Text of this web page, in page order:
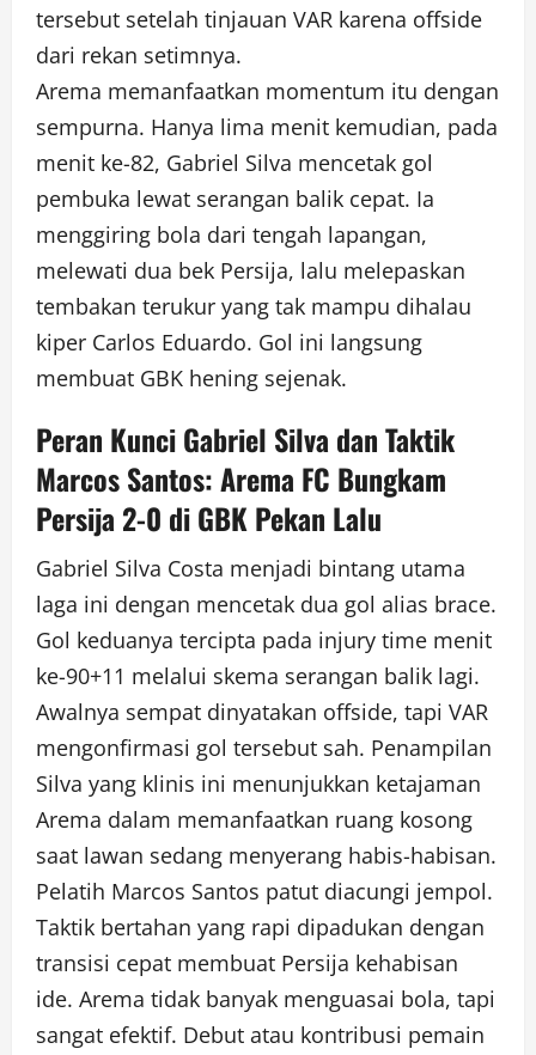
tersebut setelah tinjauan VAR karena offside
dari rekan setimnya.
Arema memanfaatkan momentum itu dengan
sempurna. Hanya lima menit kemudian, pada
menit ke-82, Gabriel Silva mencetak gol
pembuka lewat serangan balik cepat. Ia
menggiring bola dari tengah lapangan,
melewati dua bek Persija, lalu melepaskan
tembakan terukur yang tak mampu dihalau
kiper Carlos Eduardo. Gol ini langsung
membuat GBK hening sejenak.
Peran Kunci Gabriel Silva dan Taktik
Marcos Santos: Arema FC Bungkam
Persija 2-0 di GBK Pekan Lalu
Gabriel Silva Costa menjadi bintang utama
laga ini dengan mencetak dua gol alias brace.
Gol keduanya tercipta pada injury time menit
ke-90+11 melalui skema serangan balik lagi.
Awalnya sempat dinyatakan offside, tapi VAR
mengonfirmasi gol tersebut sah. Penampilan
Silva yang klinis ini menunjukkan ketajaman
Arema dalam memanfaatkan ruang kosong
saat lawan sedang menyerang habis-habisan.
Pelatih Marcos Santos patut diacungi jempol.
Taktik bertahan yang rapi dipadukan dengan
transisi cepat membuat Persija kehabisan
ide. Arema tidak banyak menguasai bola, tapi
sangat efektif. Debut atau kontribusi pemain